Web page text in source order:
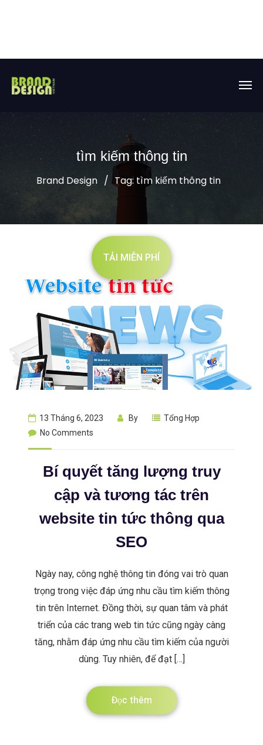
tìm kiếm thông tin
Brand Design Tag: tìm kiếm thông tin
TẢI MIỄN PHÍ
13 Tháng 6, 2023 By
Tổng Hợp
No Comments
Bí quyết tăng lượng truy
cập và tương tác trên
website tin tức thông qua
SEO
Ngày nay, công nghệ thông tin đóng vai trò quan
trọng trong việc đáp ứng nhu cầu tìm kiếm thông
tin trên Internet. Đồng thời, sự quan tâm và phát
triển của các trang web tin tức cũng ngày càng
tăng, nhằm đáp ứng nhu cầu tìm kiếm của người
dùng. Tuy nhiên, để đạt […]
Đọc thêm